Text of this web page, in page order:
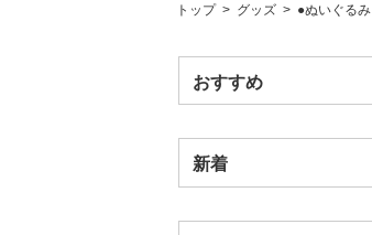
トップ> グッズ> ●ぬいぐるみ
おすすめ
新着